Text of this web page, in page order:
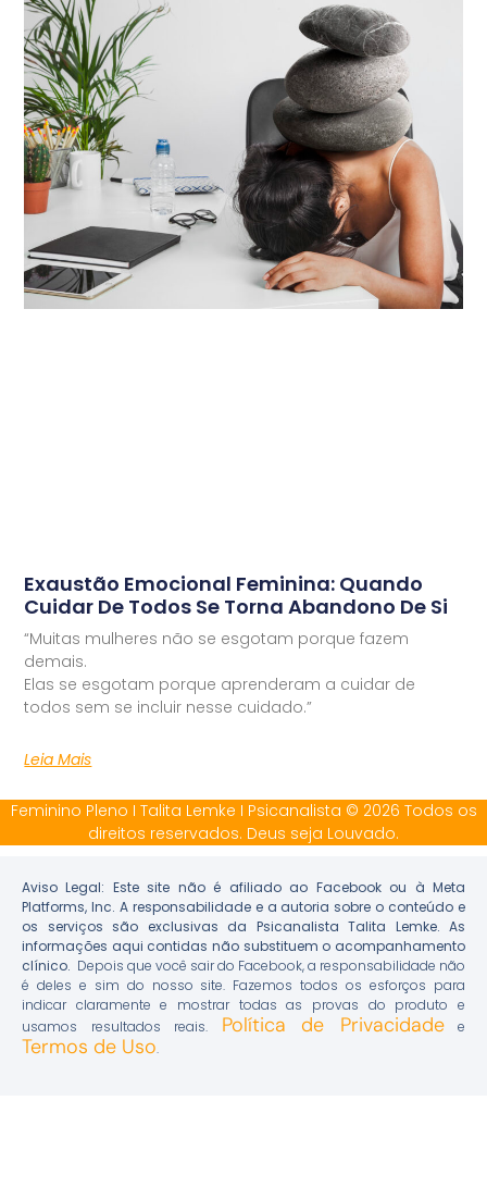
Exaustão Emocional Feminina: Quando
Cuidar De Todos Se Torna Abandono De Si
“Muitas mulheres não se esgotam porque fazem
demais.
Elas se esgotam porque aprenderam a cuidar de
todos sem se incluir nesse cuidado.”
Leia Mais
Feminino Pleno I Talita Lemke I Psicanalista © 2026 Todos os
direitos reservados. Deus seja Louvado.
Aviso Legal: Este site não é afiliado ao Facebook ou à Meta
Platforms, Inc. A responsabilidade e a autoria sobre o conteúdo e
os serviços são exclusivas da Psicanalista Talita Lemke. As
informações aqui contidas não substituem o acompanhamento
clínico. Depois que você sair do Facebook, a responsabilidade não
é deles e sim do nosso site. Fazemos todos os esforços para
indicar claramente e mostrar todas as provas do produto e
usamos resultados reais. Política de Privacidadee
Termos de Uso.